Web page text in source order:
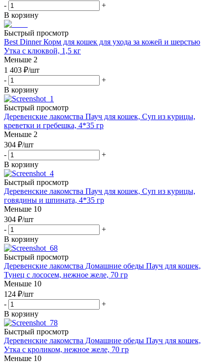
-
+
В корзину
Быстрый просмотр
Best Dinner Корм для кошек для ухода за кожей и шерстью
Утка с клюквой, 1,5 кг
Меньше 2
1 403 ₽/шт
-
+
В корзину
Быстрый просмотр
Деревенские лакомства Пауч для кошек, Суп из курицы,
креветки и гребешка, 4*35 гр
Меньше 2
304 ₽/шт
-
+
В корзину
Быстрый просмотр
Деревенские лакомства Пауч для кошек, Суп из курицы,
говядины и шпината, 4*35 гр
Меньше 10
304 ₽/шт
-
+
В корзину
Быстрый просмотр
Деревенские лакомства Домашние обеды Пауч для кошек,
Тунец с лососем, нежное желе, 70 гр
Меньше 10
124 ₽/шт
-
+
В корзину
Быстрый просмотр
Деревенские лакомства Домашние обеды Пауч для кошек,
Утка с кроликом, нежное желе, 70 гр
Меньше 10